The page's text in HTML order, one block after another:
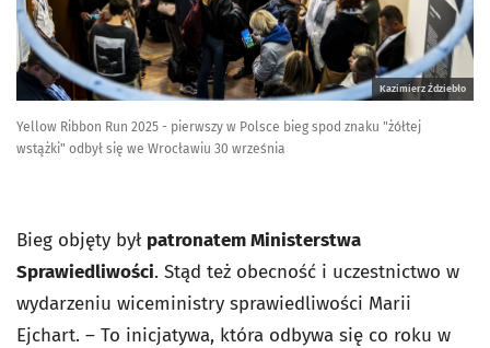
Kazimierz Ździebło
Yellow Ribbon Run 2025 - pierwszy w Polsce bieg spod znaku "żółtej
wstążki" odbył się we Wrocławiu 30 września
Bieg objęty był patronatem Ministerstwa
Sprawiedliwości. Stąd też obecność i uczestnictwo w
wydarzeniu wiceministry sprawiedliwości Marii
Ejchart. – To inicjatywa, która odbywa się co roku w